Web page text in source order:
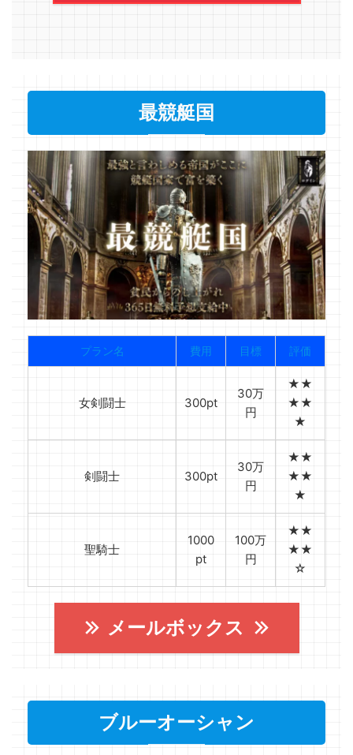
最競艇国
プラン名 費用 目標 評価
女剣闘士 300pt
30万
円
★★
★★
★
剣闘士 300pt
30万
円
★★
★★
★
聖騎士
1000
pt
100万
円
★★
★★
☆
メールボックス
ブルーオーシャン